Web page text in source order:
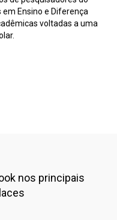
Ensino e Diferença
voltadas a uma
nos principais